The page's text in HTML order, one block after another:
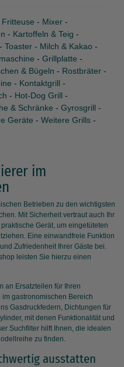
Fritteuse - Mixer -
- Kartoffeln & Teig -
- Toaster - Milch & Kakao -
- Grillplatte -
& Bügeln - Rostbräter -
- Kontaktgrill -
- Hot-Dog Grill -
& Schränke - Gyrosgrill -
Geräte - Weitere Grills -
im
Betrieben zu den wichtigsten
Mit Sicherheit vertraut auch Ihr
Gerät, um eingetüteten
Eine einwandfreie Funktion
Zufriedenheit Ihrer Gäste bei.
leisten Sie hierzu einen
an Ersatzteilen für Ihren
gastronomischen Bereich
Gasdruckfedern, Dichtungen für
mit denen Funktionalität und
Suchfilter hilft Ihnen, die idealen
zu finden.
ausstatten